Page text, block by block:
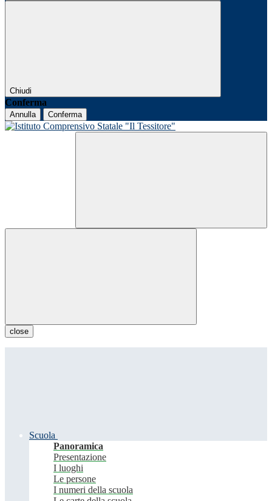
Chiudi
Conferma
Annulla Conferma
close
Scuola
Panoramica
Presentazione
I luoghi
Le persone
I numeri della scuola